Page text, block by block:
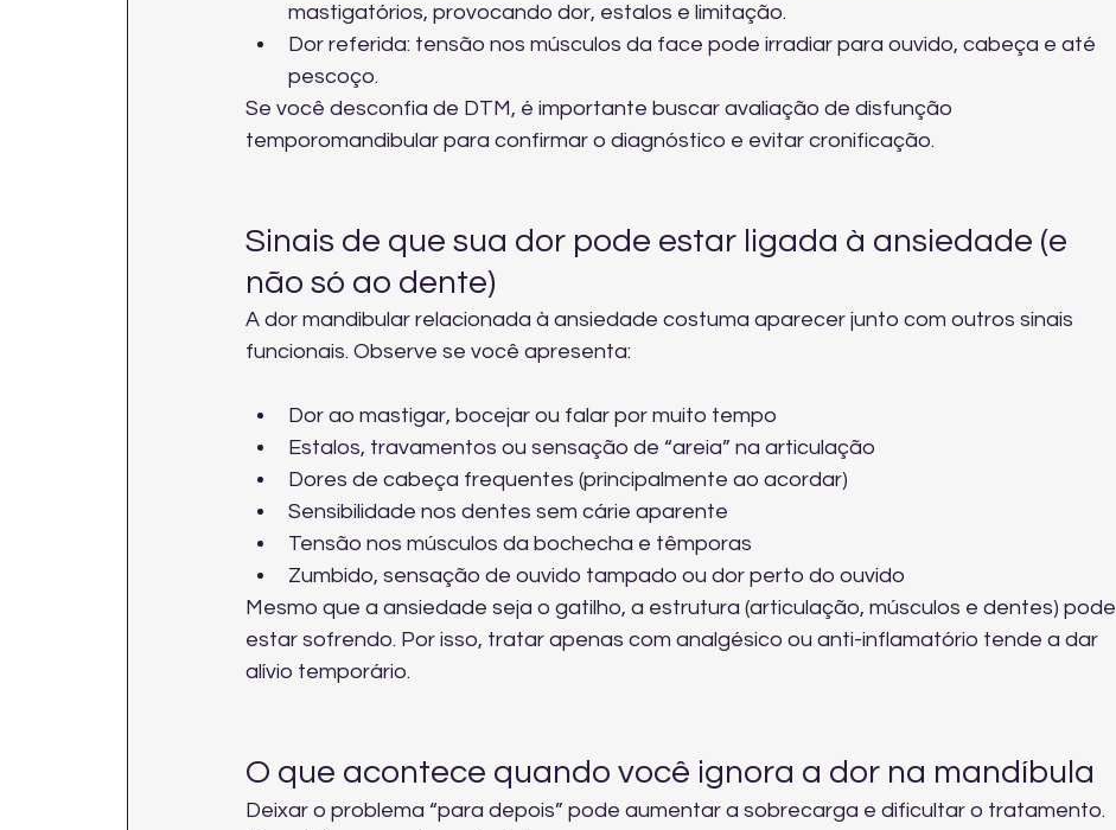
mastigatórios, provocando dor, estalos e limitação.
Dor referida: tensão nos músculos da face pode irradiar para ouvido, cabeça e até
pescoço.
Se você desconfia de DTM, é importante buscar avaliação de disfunção
temporomandibular para confirmar o diagnóstico e evitar cronificação.
Sinais de que sua dor pode estar ligada à ansiedade (e
não só ao dente)
A dor mandibular relacionada à ansiedade costuma aparecer junto com outros sinais
funcionais. Observe se você apresenta:
Dor ao mastigar, bocejar ou falar por muito tempo
Estalos, travamentos ou sensação de “areia” na articulação
Dores de cabeça frequentes (principalmente ao acordar)
Sensibilidade nos dentes sem cárie aparente
Tensão nos músculos da bochecha e têmporas
Zumbido, sensação de ouvido tampado ou dor perto do ouvido
Mesmo que a ansiedade seja o gatilho, a estrutura (articulação, músculos e dentes) pode
estar sofrendo. Por isso, tratar apenas com analgésico ou anti-inflamatório tende a dar
alívio temporário.
O que acontece quando você ignora a dor na mandíbula
Deixar o problema “para depois” pode aumentar a sobrecarga e dificultar o tratamento.